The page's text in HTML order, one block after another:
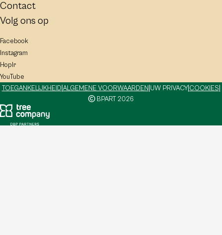
Contact
Volg ons op
Facebook
Instagram
Hoplr
YouTube
TOEGANKELIJKHEID ALGEMENE VOORWAARDEN UW PRIVACY| COOKIES
BPART 2026